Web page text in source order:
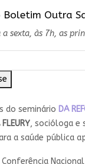
Boletim Outra
a sexta, às 7h, as
do seminário DA
, socióloga e
a saúde pública
Conferência